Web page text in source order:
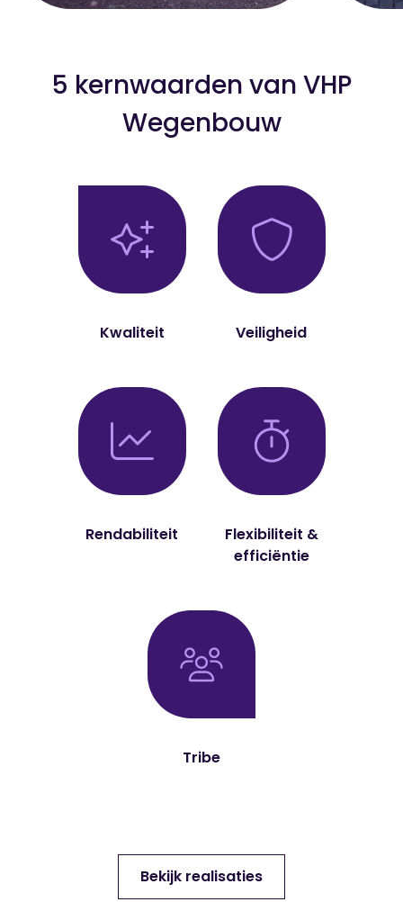
5 kernwaarden van VHP
Wegenbouw
Kwaliteit Veiligheid
Rendabiliteit
Flexibiliteit &
efficiëntie
Tribe
Bekijk realisaties